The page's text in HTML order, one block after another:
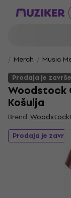
Merch Music
Prodaja je
Woodstock
Košulja
Brend:Woodstock
Prodaja je